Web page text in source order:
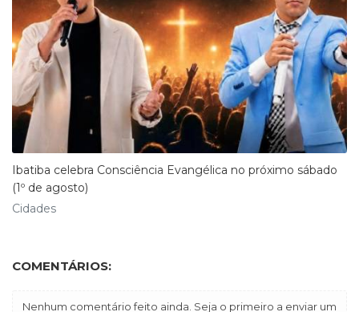
Ibatiba celebra Consciência Evangélica no próximo sábado
(1º de agosto)
Cidades
COMENTÁRIOS:
Nenhum comentário feito ainda. Seja o primeiro a enviar um